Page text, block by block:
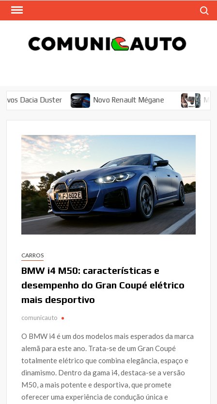
Skip
Dacia Duster Novo Renault Mégane
CARROS
BMW i4 M50: características e
desempenho do Gran Coupé elétrico
mais desportivo
comunicauto
O BMW i4 é um dos modelos mais esperados da marca
alemã para este ano. Trata-se de um Gran Coupé
totalmente elétrico que combina elegância, espaço e
dinamismo. Dentro da gama i4, destaca-se a versão
M50, a mais potente e desportiva, que promete
oferecer uma experiência de condução única e